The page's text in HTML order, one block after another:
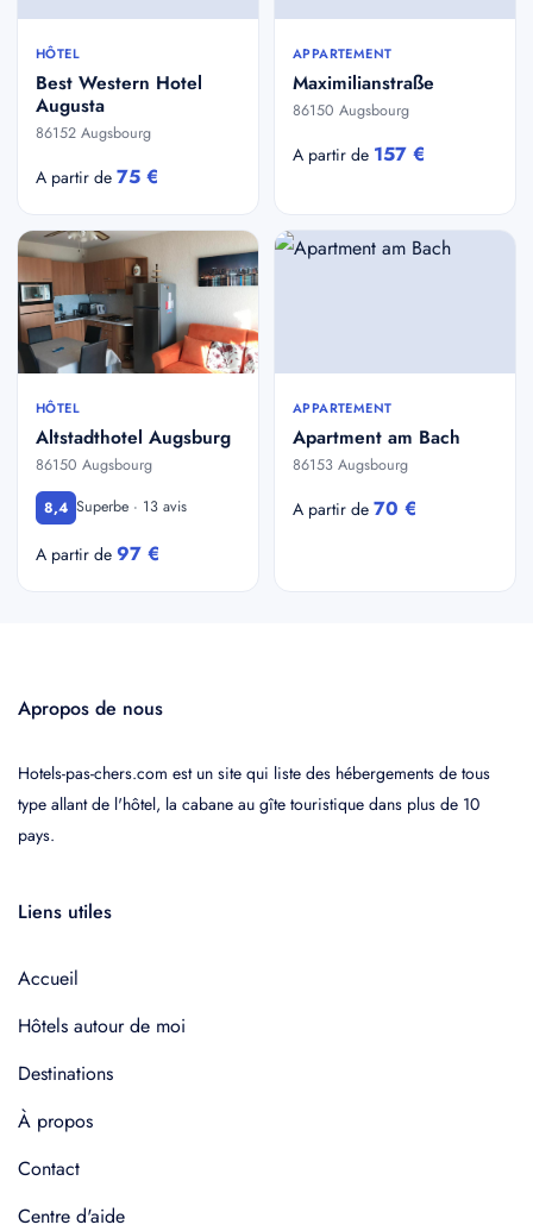
HÔTEL
Best Western Hotel
Augusta
86152 Augsbourg
A partir de 75 €
APPARTEMENT
Maximilianstraße
86150 Augsbourg
A partir de 157 €
HÔTEL
Altstadthotel Augsburg
86150 Augsbourg
8,4 Superbe · 13 avis
A partir de 97 €
APPARTEMENT
Apartment am Bach
86153 Augsbourg
A partir de 70 €
Apropos de nous
Hotels-pas-chers.com est un site qui liste des hébergements de tous
type allant de l'hôtel, la cabane au gîte touristique dans plus de 10
pays.
Liens utiles
Accueil
Hôtels autour de moi
Destinations
À propos
Contact
Centre d'aide